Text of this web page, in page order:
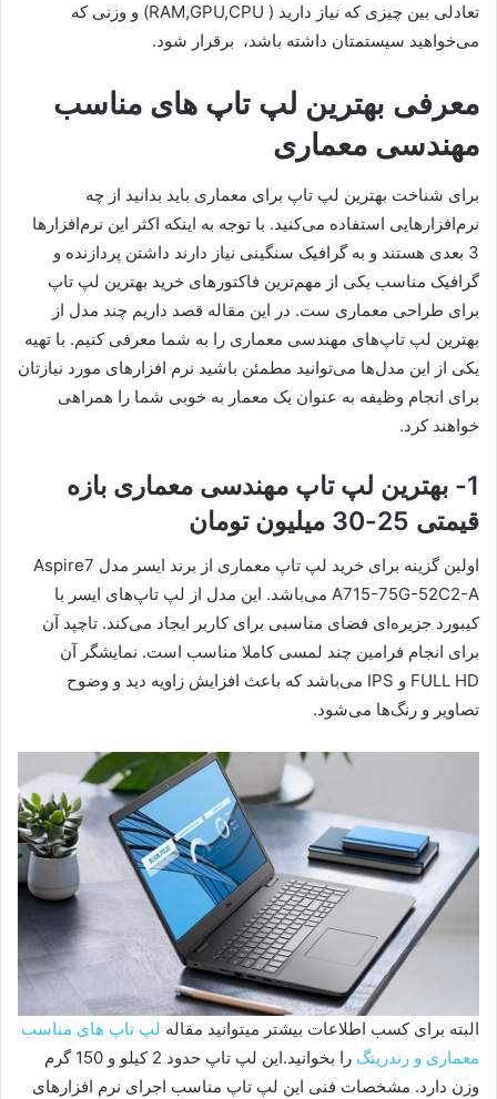
تعادلی بین چیزی که نیاز دارید ( RAM,GPU,CPU) و وزنی که
می‌خواهید سیستمتان داشته باشد، برقرار شود.
معرفی بهترین لپ تاپ های مناسب
مهندسی معماری
برای شناخت بهترین لپ تاپ برای معماری باید بدانید از چه
نرم‌افزارهایی استفاده می‌کنید. با توجه به اینکه اکثر این نرم‌افزارها
3 بعدی هستند و به گرافیک سنگینی نیاز دارند داشتن پردازنده و
گرافیک مناسب یکی از مهم‌ترین فاکتورهای خرید بهترین لپ تاپ
برای طراحی معماری ست. در این مقاله قصد داریم چند مدل از
بهترین لپ تاپ‌های مهندسی معماری را به شما معرفی کنیم. با تهیه
یکی از این مدل‌ها می‌توانید مطمئن باشید نرم افزارهای مورد نیازتان
برای انجام وظیفه به عنوان یک معمار به خوبی شما را همراهی
خواهند کرد.
1- بهترین لپ تاپ مهندسی معماری بازه
قیمتی 25-30 میلیون تومان
اولین گزینه برای خرید لپ تاپ معماری از برند ایسر مدل Aspire7
A715-75G-52C2-A می‌باشد. این مدل از لپ تاپ‌های ایسر با
کیبورد جزیره‌ای فضای مناسبی برای کاربر ایجاد می‌کند. تاچپد آن
برای انجام فرامین چند لمسی کاملا مناسب است. نمایشگر آن
FULL HD و IPS می‌باشد که باعث افزایش زاویه دید و وضوح
تصاویر و رنگ‌ها می‌شود.
البته برای کسب اطلاعات بیشتر میتوانید مقاله لپ تاپ های مناسب
معماری و رندرینگ
را بخوانید.این لپ تاپ حدود 2 کیلو و 150 گرم
وزن دارد. مشخصات فنی این لپ تاپ مناسب اجرای نرم افزارهای